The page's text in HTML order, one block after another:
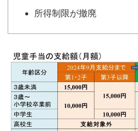
所得制限が撤廃